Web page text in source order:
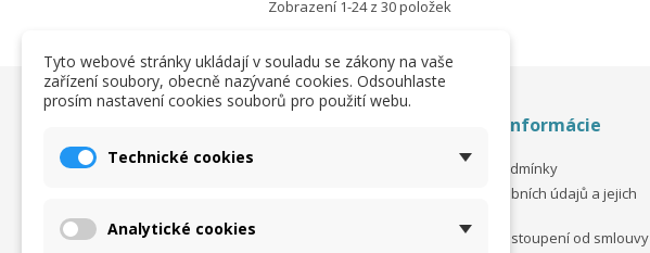
Zobrazení 1-24 z 30 položek
O nas
Velikostní tabulka
Objednávkový formulář
Obchodné informácie
Obchodní podmínky
Ochrana osobních údajů a jejich
Podmínky odstoupení od smlouvy
Tyto webové stránky ukládají v souladu se zákony na vaše
zařízení soubory, obecně nazývané cookies. Odsouhlaste
prosím nastavení cookies souborů pro použití webu.
Technické cookies
Analytické cookies